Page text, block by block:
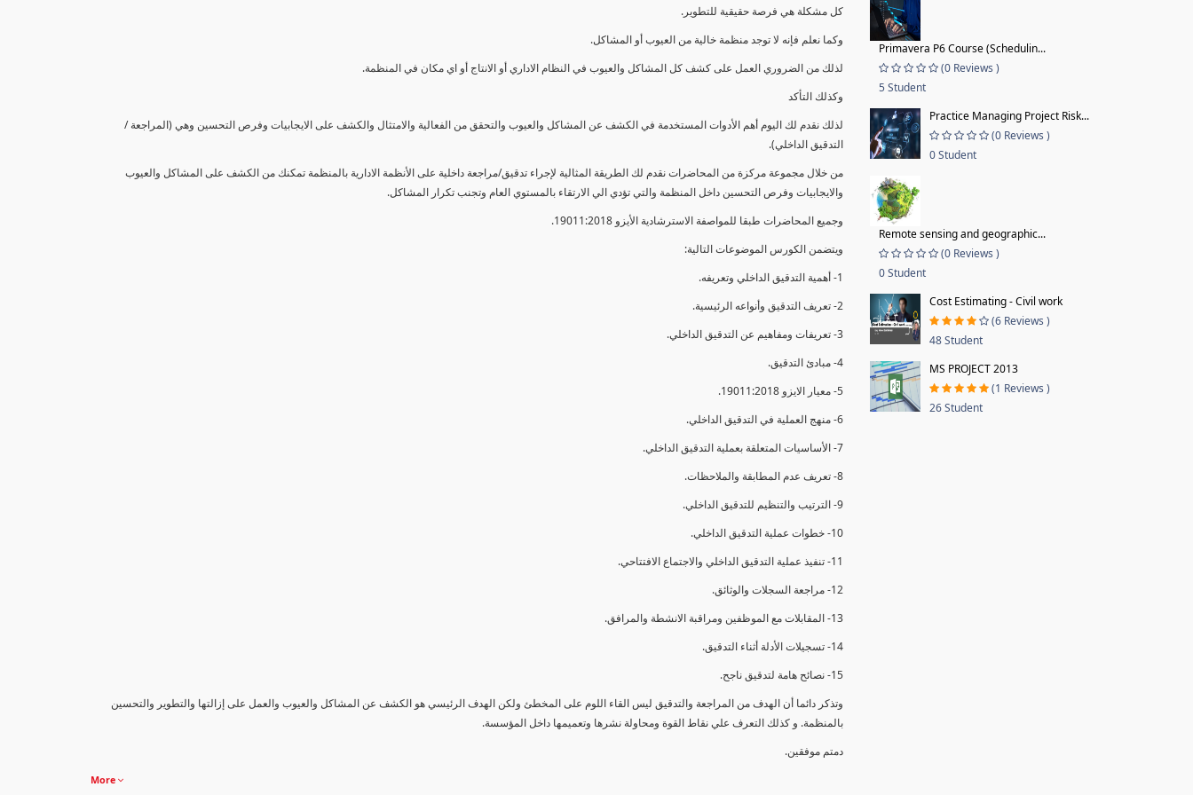
كل مشكلة هي فرصة حقيقية للتطوير.
وكما نعلم فإنه لا توجد منظمة خالية من العيوب أو المشاكل.
لذلك من الضروري العمل على كشف كل المشاكل والعيوب في النظام الاداري أو الانتاج أو اي مكان في المنظمة.
وكذلك التأكد
لذلك نقدم لك اليوم أهم الأدوات المستخدمة في الكشف عن المشاكل والعيوب والتحقق من الفعالية والامتثال والكشف على الايجابيات وفرص التحسين وهي (المراجعة /
التدقيق الداخلي).
من خلال مجموعة مركزة من المحاضرات نقدم لك الطريقة المثالية لإجراء تدقيق/مراجعة داخلية على الأنظمة الادارية بالمنظمة تمكنك من الكشف على المشاكل والعيوب
والايجابيات وفرص التحسين داخل المنظمة والتي تؤدي الي الارتقاء بالمستوي العام وتجنب تكرار المشاكل.
وجميع المحاضرات طبقا للمواصفة الاسترشادية الأيزو 19011:2018.
ويتضمن الكورس الموضوعات التالية:
1- أهمية التدقيق الداخلي وتعريفه.
2- تعريف التدقيق وأنواعه الرئيسية.
3- تعريفات ومفاهيم عن التدقيق الداخلي.
4- مبادئ التدقيق.
5- معيار الايزو 19011:2018.
6- منهج العملية في التدقيق الداخلي.
7- الأساسيات المتعلقة بعملية التدقيق الداخلي.
8- تعريف عدم المطابقة والملاحظات.
9- الترتيب والتنظيم للتدقيق الداخلي.
10- خطوات عملية التدقيق الداخلي.
11- تنفيذ عملية التدقيق الداخلي والاجتماع الافتتاحي.
12- مراجعة السجلات والوثائق.
13- المقابلات مع الموظفين ومراقبة الانشطة والمرافق.
14- تسجيلات الأدلة أثناء التدقيق.
15- نصائح هامة لتدقيق ناجح.
وتذكر دائما أن الهدف من المراجعة والتدقيق ليس القاء اللوم على المخطئ ولكن الهدف الرئيسي هو الكشف عن المشاكل والعيوب والعمل على إزالتها والتطوير والتحسين
بالمنظمة. و كذلك التعرف علي نقاط القوة ومحاولة نشرها وتعميمها داخل المؤسسة.
دمتم موفقين.
More
Primavera P6 Course (Schedulin...
(0 Reviews )
5 Student
Practice Managing Project Risk...
(0 Reviews )
0 Student
Remote sensing and geographic...
(0 Reviews )
0 Student
Cost Estimating - Civil work
(6 Reviews )
48 Student
MS PROJECT 2013
(1 Reviews )
26 Student